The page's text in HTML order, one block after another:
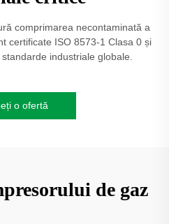
comprimarea necontaminată a
certificate ISO 8573-1 Clasa 0 și
industriale globale.
o ofertă
de gaz